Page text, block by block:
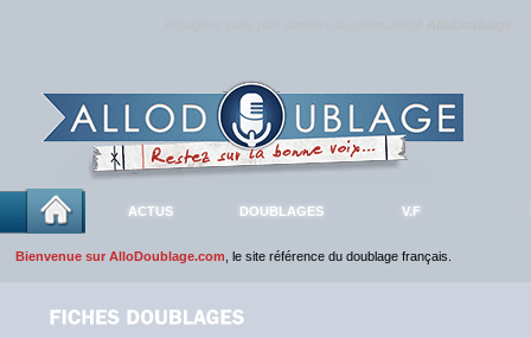
ACTUS DOUBLAGES V.F
Bienvenue sur AlloDoublage.com , le site référence du doublage français.